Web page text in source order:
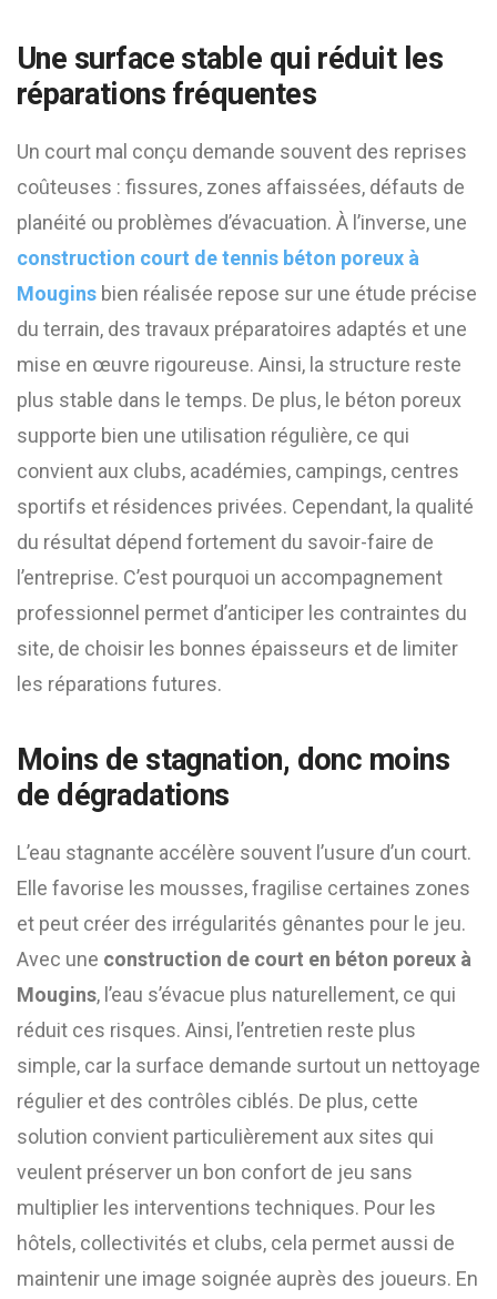
Une surface stable qui réduit les
réparations fréquentes
Un court mal conçu demande souvent des reprises
coûteuses : fissures, zones affaissées, défauts de
planéité ou problèmes d’évacuation. À l’inverse, une
construction court de tennis béton poreux à
Mougins bien réalisée repose sur une étude précise
du terrain, des travaux préparatoires adaptés et une
mise en œuvre rigoureuse. Ainsi, la structure reste
plus stable dans le temps. De plus, le béton poreux
supporte bien une utilisation régulière, ce qui
convient aux clubs, académies, campings, centres
sportifs et résidences privées. Cependant, la qualité
du résultat dépend fortement du savoir-faire de
l’entreprise. C’est pourquoi un accompagnement
professionnel permet d’anticiper les contraintes du
site, de choisir les bonnes épaisseurs et de limiter
les réparations futures.
Moins de stagnation, donc moins
de dégradations
L’eau stagnante accélère souvent l’usure d’un court.
Elle favorise les mousses, fragilise certaines zones
et peut créer des irrégularités gênantes pour le jeu.
Avec une construction de court en béton poreux à
Mougins, l’eau s’évacue plus naturellement, ce qui
réduit ces risques. Ainsi, l’entretien reste plus
simple, car la surface demande surtout un nettoyage
régulier et des contrôles ciblés. De plus, cette
solution convient particulièrement aux sites qui
veulent préserver un bon confort de jeu sans
multiplier les interventions techniques. Pour les
hôtels, collectivités et clubs, cela permet aussi de
maintenir une image soignée auprès des joueurs. En